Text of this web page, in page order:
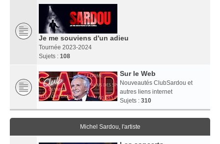
Je me souviens d'un adieu
Tournée 2023-2024
Sujets : 108
Sur le Web
Nouveautés ClubSardou et
autres liens internet
Sujets : 310
Michel Sardou, l'artiste